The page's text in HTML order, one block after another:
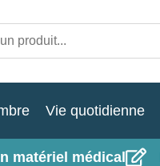
Vie quotidienne
matériel médical